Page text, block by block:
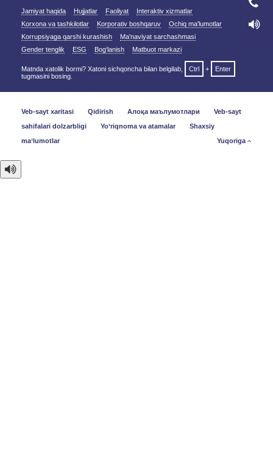
Jamiyat haqida Hujjatlar Faoliyat
Interaktiv xizmatlar
Korxona va tashkilotlar
Korporativ boshqaruv
Ochiq ma'lumotlar
Korrupsiyaga qarshi kurashish
Ma'naviyat sarchashmasi
Gender tenglik
ESG Bog‘lanish Matbuot markazi
Matnda xatolik bormi? Xatoni sichqoncha bilan belgilab, Ctrl +
Enter
tugmasini bosing.
Veb-sayt xaritasi Qidirish Алоқа маълумотлари
Veb-sayt
sahifalari dolzarbligi
Yo‘riqnoma va atamalar
Shaxsiy
maʼlumotlar
Yuqoriga